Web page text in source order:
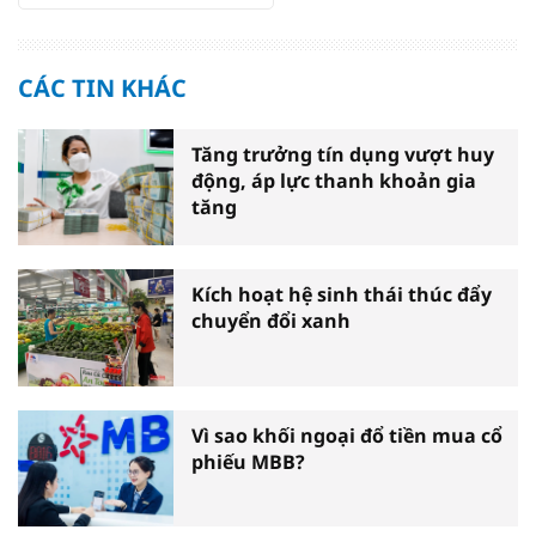
CÁC TIN KHÁC
Tăng trưởng tín dụng vượt huy
động, áp lực thanh khoản gia
tăng
Kích hoạt hệ sinh thái thúc đẩy
chuyển đổi xanh
Vì sao khối ngoại đổ tiền mua cổ
phiếu MBB?